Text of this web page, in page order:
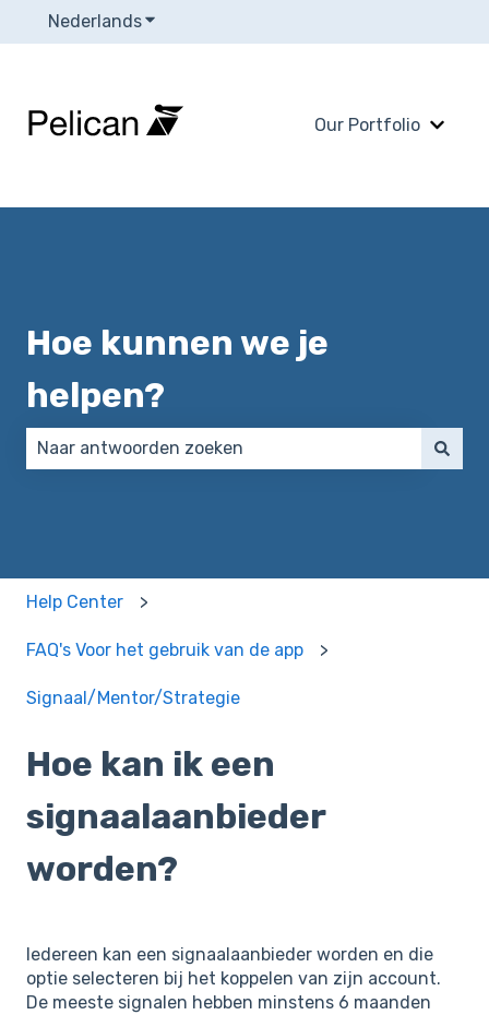
NederlandsSubmenu tonen voor vertalingen
Our Portfolio
Hoe kunnen we je
helpen?
Help Center
FAQ's Voor het gebruik van de app
Signaal/Mentor/Strategie
Hoe kan ik een
signaalaanbieder
worden?
Iedereen kan een signaalaanbieder worden en die
optie selecteren bij het koppelen van zijn account.
De meeste signalen hebben minstens 6 maanden